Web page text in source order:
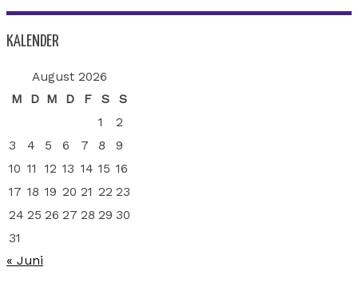
KALENDER
August 2026
M
D M D F S
S
1
2
3
4 5 6 7 8
9
10 11 12 13 14 15 16
17 18 19 20 21 22 23
24 25 26 27 28 29 30
31
« Juni